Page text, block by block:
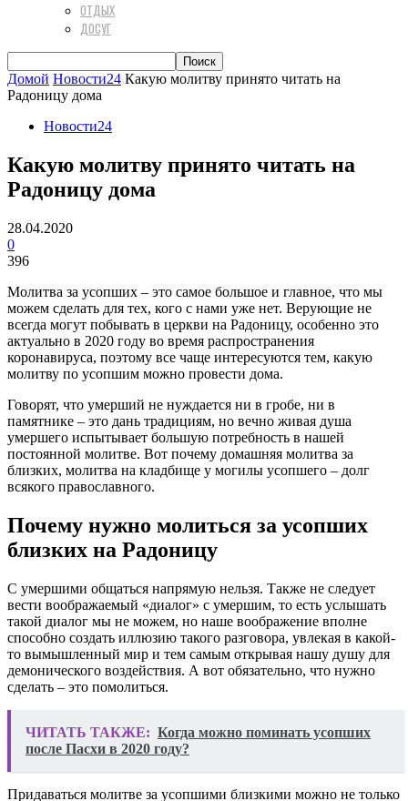
ОТДЫХ
ДОСУГ
Домой Новости24 Какую молитву принято читать на
Радоницу дома
Новости24
Какую молитву принято читать на
Радоницу дома
28.04.2020
0
396
Молитва за усопших – это самое большое и главное, что мы
можем сделать для тех, кого с нами уже нет. Верующие не
всегда могут побывать в церкви на Радоницу, особенно это
актуально в 2020 году во время распространения
коронавируса, поэтому все чаще интересуются тем, какую
молитву по усопшим можно провести дома.
Говорят, что умерший не нуждается ни в гробе, ни в
памятнике – это дань традициям, но вечно живая душа
умершего испытывает большую потребность в нашей
постоянной молитве. Вот почему домашняя молитва за
близких, молитва на кладбище у могилы усопшего – долг
всякого православного.
Почему нужно молиться за усопших
близких на Радоницу
С умершими общаться напрямую нельзя. Также не следует
вести воображаемый «диалог» с умершим, то есть услышать
такой диалог мы не можем, но наше воображение вполне
способно создать иллюзию такого разговора, увлекая в какой-
то вымышленный мир и тем самым открывая нашу душу для
демонического воздействия. А вот обязательно, что нужно
сделать – это помолиться.
ЧИТАТЬ ТАКЖЕ: Когда можно поминать усопших
после Пасхи в 2020 году?
Придаваться молитве за усопшими близкими можно не только